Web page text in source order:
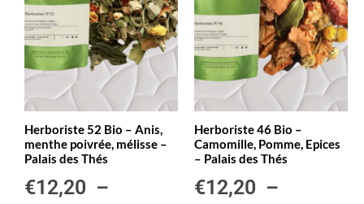
Herboriste 52 Bio – Anis,
menthe poivrée, mélisse –
Palais des Thés
€12,20 –
Herboriste 46 Bio –
Camomille, Pomme, Epices
– Palais des Thés
€12,20 –